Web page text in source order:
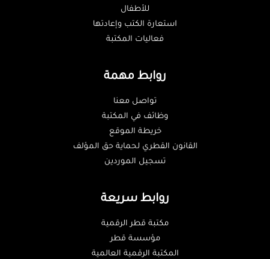
للأطفال
استعارة الكتب وإعادتها
فعاليات المكتبة
روابط مهمة
تواصل معنا
وظائف في المكتبة
خريطة الموقع
القانون القطري لحماية حق المؤلف
تسجيل الموردين
روابط سريعة
مكتبة قطر الرقمية
مؤسسة قطر
المكتبة الرقمية العالمية